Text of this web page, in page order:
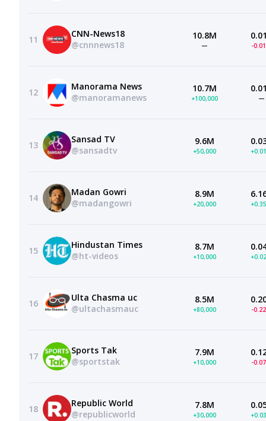
11
CNN-News18
@cnnnews18
10.8M
— -
12
Manorama News
@manoramanews
10.7M
+100,000 —
13
Sansad TV
@sansadtv
9.6M
+50,000
14
Madan Gowri
@madangowri
8.9M
+20,000
15
Hindustan Times
@ht-videos
8.7M
+10,000
16
Ulta Chasma uc
@ultachasmauc
8.5M
+80,000 -
17
Sports Tak
@sportstak
7.9M
+10,000 -
18
Republic World
@republicworld
7.8M
+30,000